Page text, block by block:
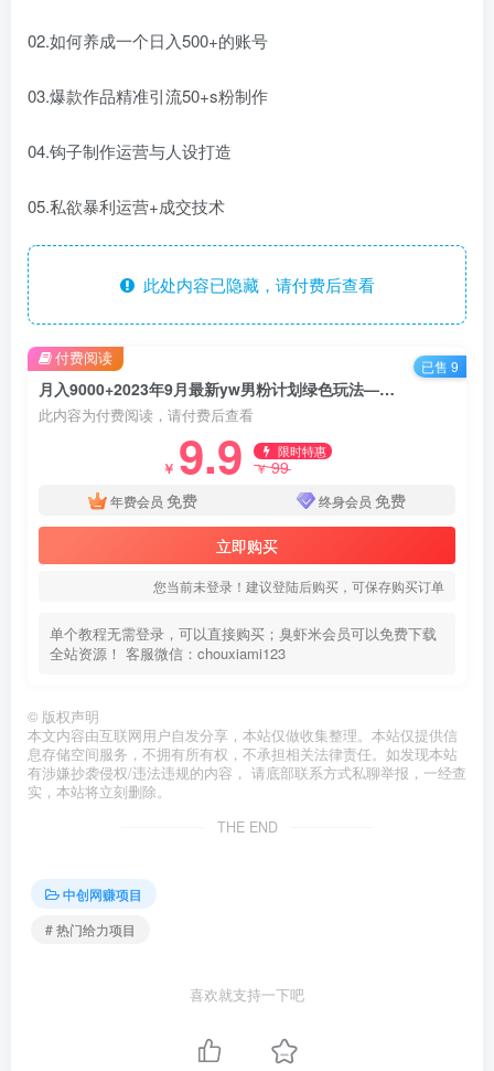
02.如何养成一个日入500+的账号
03.爆款作品精准引流50+s粉制作
04.钩子制作运营与人设打造
05.私欲暴利运营+成交技术
此处内容已隐藏，请付费后查看
月入9000+2023年9月最新yw男粉计划绿色玩法——人性之利益
此内容为付费阅读，请付费后查看
￥ 9.9 限时特惠
￥99
年费会员 免费 终身会员 免费
立即购买
您当前未登录！建议登陆后购买，可保存购买订单
单个教程无需登录，可以直接购买；臭虾米会员可以免费下载
全站资源！ 客服微信：chouxiami123
付费阅读 已售 9
© 版权声明
本文内容由互联网用户自发分享，本站仅做收集整理。本站仅提供信
息存储空间服务，不拥有所有权，不承担相关法律责任。如发现本站
有涉嫌抄袭侵权/违法违规的内容， 请底部联系方式私聊举报，一经查
实，本站将立刻删除。
THE END
中创网赚项目
# 热门给力项目
喜欢就支持一下吧